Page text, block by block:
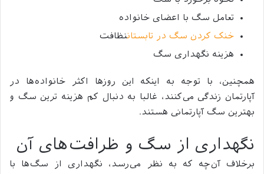
تعامل سگ با اعضای خانواده
خنک کردن سگ در تابستاننظافت
هزینه نگهداری سگ
همچنین، با توجه به اینکه این‌ روزها اکثر خانواده‌ها در
آپارتمان زندگی می‌کنند، غالبا به دنبال کم هزینه ترین سگ و
بهترین سگ آپارتمانی هستند.
نگهداری از سگ و ظرافت‌های آن
برخلاف آن‌چه که به نظر می‌رسد، نگهداری از سگ‌ها با